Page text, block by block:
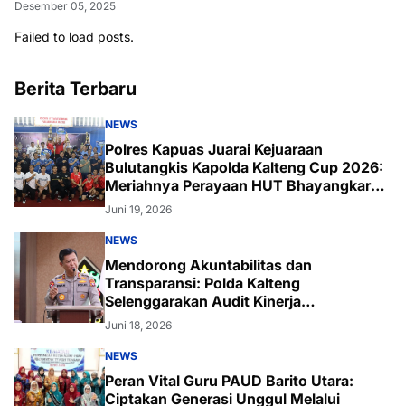
Desember 05, 2025
Failed to load posts.
Berita Terbaru
NEWS
Polres Kapuas Juarai Kejuaraan
Bulutangkis Kapolda Kalteng Cup 2026:
Meriahnya Perayaan HUT Bhayangkara
ke-80 di Palangka Raya
Juni 19, 2026
NEWS
Mendorong Akuntabilitas dan
Transparansi: Polda Kalteng
Selenggarakan Audit Kinerja
Komprehensif Bersama Itwasum Polri
Juni 18, 2026
NEWS
Peran Vital Guru PAUD Barito Utara:
Ciptakan Generasi Unggul Melalui